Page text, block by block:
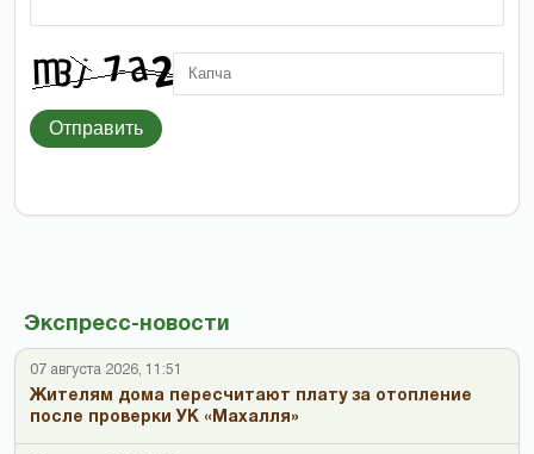
Экспресс-новости
07 августа 2026, 11:51
Жителям дома пересчитают плату за отопление
после проверки УК «Махалля»
Отправить